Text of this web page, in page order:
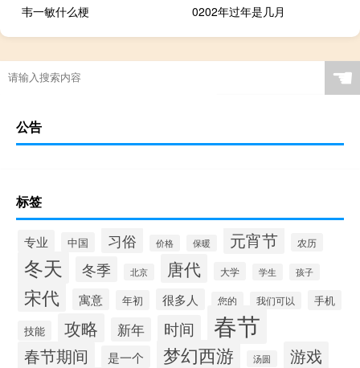
韦一敏什么梗
0202年过年是几月
☚
公告
标签
专业 中国 习俗 价格 保暖 元宵节 农历
冬天 冬季 北京 唐代 大学 学生 孩子
宋代 寓意 年初 很多人 您的 我们可以
手机
技能
攻略 新年 时间 春节
春节期间 是一个 梦幻西游 汤圆 游戏